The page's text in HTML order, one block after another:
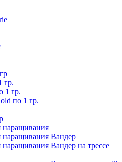
гр.
1 гр.
по 1 гр.
наращивания
наращивания Вандер
Вандер на трессе